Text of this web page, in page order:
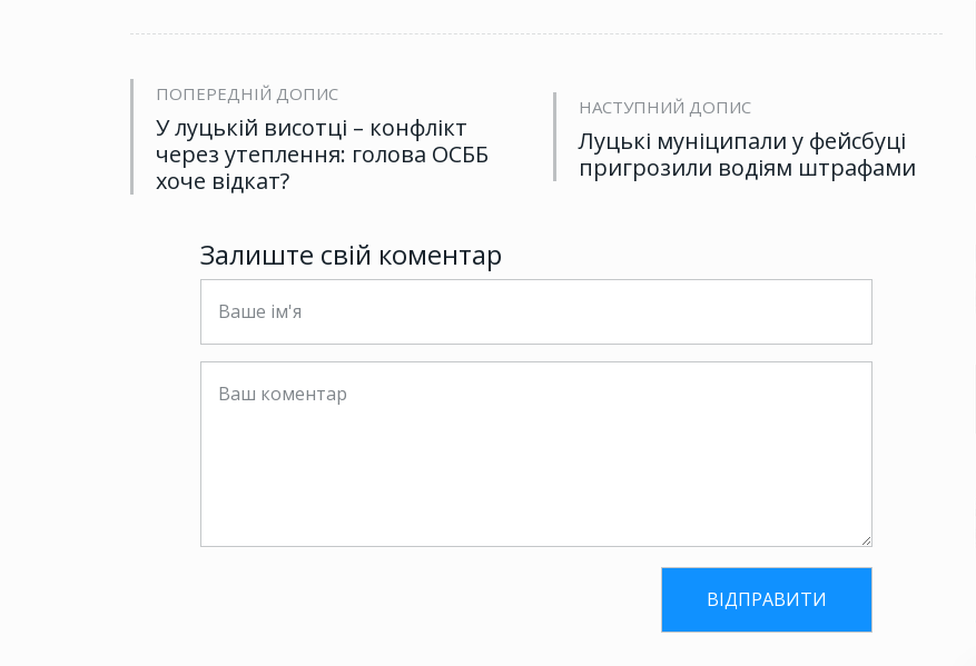
ПОПЕРЕДНІЙ ДОПИС
У луцькій висотці – конфлікт
через утеплення: голова ОСББ
хоче відкат?
НАСТУПНИЙ ДОПИС
Луцькі муніципали у фейсбуці
пригрозили водіям штрафами
Залиште свій коментар